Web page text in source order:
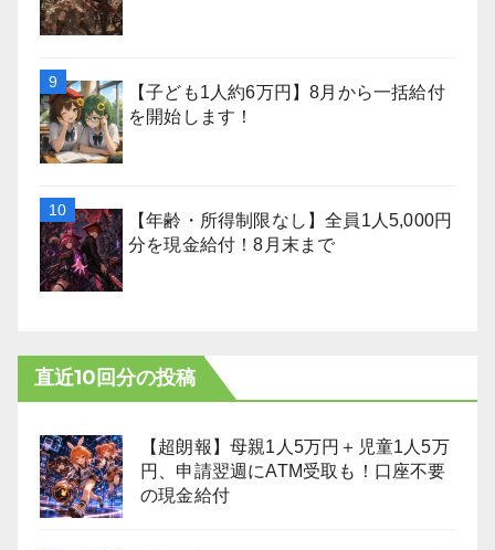
【子ども1人約6万円】8月から一括給付
を開始します！
【年齢・所得制限なし】全員1人5,000円
分を現金給付！8月末まで
直近10回分の投稿
【超朗報】母親1人5万円＋児童1人5万
円、申請翌週にATM受取も！口座不要
の現金給付